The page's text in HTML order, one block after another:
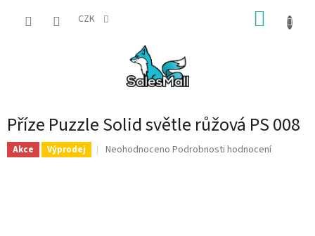
CZK
Příze Puzzle Solid světle růžová PS 008
Akce Výprodej
Průměrné
Neohodnoceno Podrobnosti hodnocení